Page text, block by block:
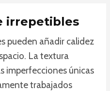
irrepetibles
pueden añadir calidez
La textura
imperfecciones únicas
trabajados